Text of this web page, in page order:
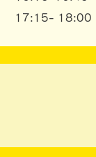
17:15- 18:00